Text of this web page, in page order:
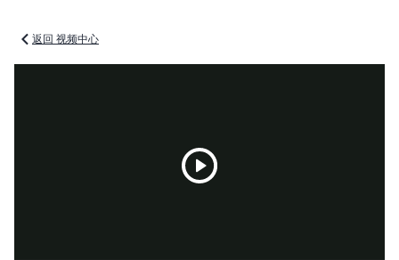
返回 视频中心